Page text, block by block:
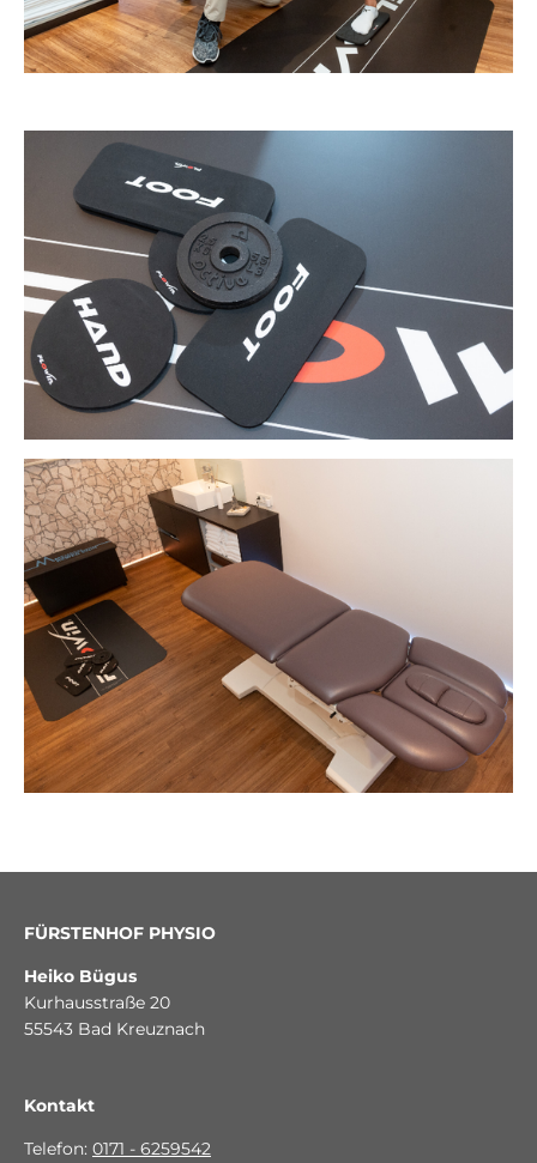
FÜRSTENHOF PHYSIO
Heiko Bügus
Kurhausstraße 20
55543 Bad Kreuznach
Kontakt
Telefon: 0171 - 6259542